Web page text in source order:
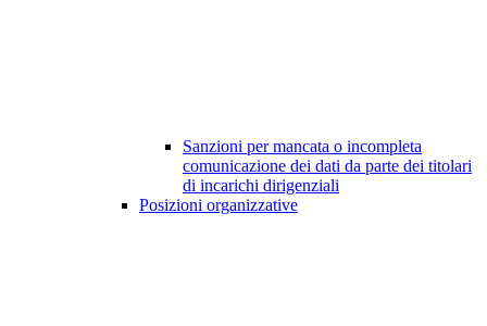
Sanzioni per mancata o incompleta
comunicazione dei dati da parte dei titolari
di incarichi dirigenziali
Posizioni organizzative